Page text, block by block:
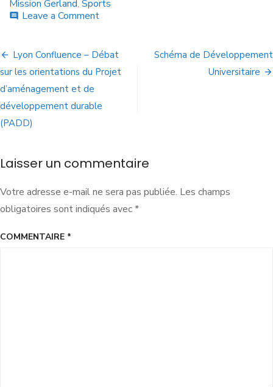
Mission Gerland, Sports
comment Leave a Comment
Lyon Confluence – Débat
sur les orientations du Projet
d’aménagement et de
développement durable
(PADD)
Schéma de Développement
Universitaire
Laisser un commentaire
Votre adresse e-mail ne sera pas publiée. Les champs
obligatoires sont indiqués avec*
COMMENTAIRE *